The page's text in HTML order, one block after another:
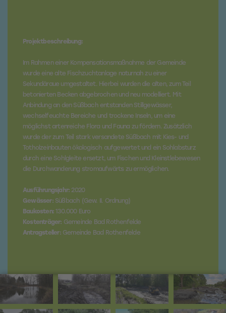
Projektbeschreibung:
Im Rahmen einer Kompensationsmaßnahme der Gemeinde
wurde eine alte Fischzuchtanlage naturnah zu einer
Sekundäraue umgestaltet. Hierbei wurden die alten, zum Teil
betonierten Becken abgebrochen und neu modelliert. Mit
Anbindung an den Süßbach entstanden Stillgewässer,
wechselfeuchte Bereiche und trockene Inseln, um eine
möglichst artenreiche Flora und Fauna zu fördern. Zusätzlich
wurde der zum Teil stark versandete Süßbach mit Kies- und
Totholzeinbauten ökologisch aufgewertet und ein Sohlabsturz
durch eine Sohlgleite ersetzt, um Fischen und Kleinstlebewesen
die Durchwanderung stromaufwärts zu ermöglichen.
Ausführungsjahr: 2020
Gewässer:Süßbach (Gew. II. Ordnung)
Baukosten: 130.000 Euro
Kostenträger: Gemeinde Bad Rothenfelde
Antragsteller:Gemeinde Bad Rothenfelde